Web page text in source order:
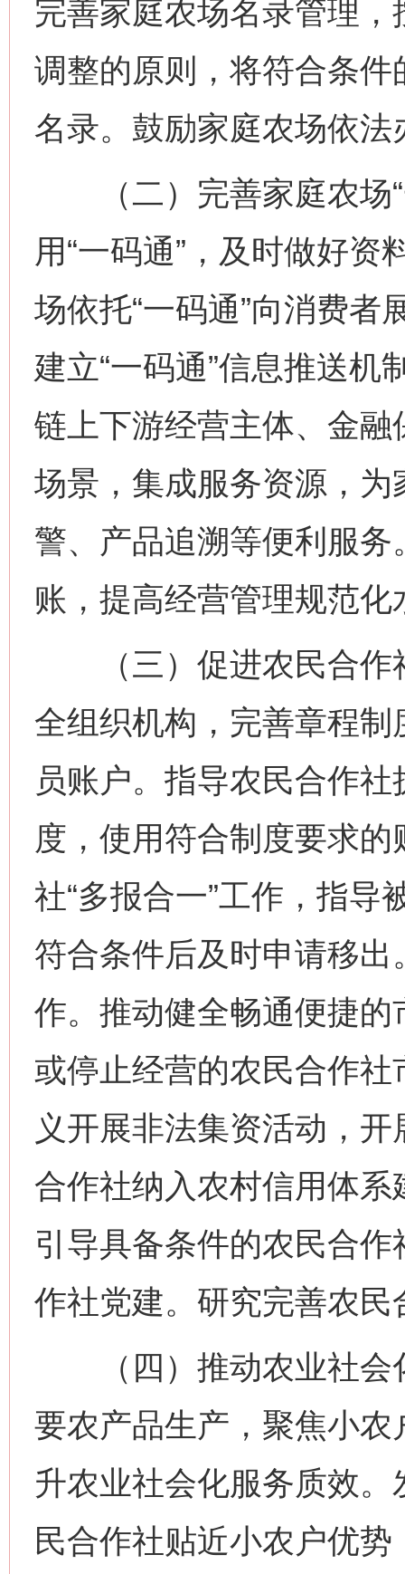
完善家庭农场名录管理
调整的原则，将符合条
名录。鼓励家庭农场依
（二）完善家庭农场“
用“一码通”，及时做好
场依托“一码通”向消费者
建立“一码通”信息推送
链上下游经营主体、金融
场景，集成服务资源，
警、产品追溯等便利服
账，提高经营管理规范化
（三）促进农民合作
全组织机构，完善章程
员账户。指导农民合作
度，使用符合制度要求
社“多报合一”工作，指导
符合条件后及时申请移
作。推动健全畅通便捷
或停止经营的农民合作
义开展非法集资活动，
合作社纳入农村信用体
引导具备条件的农民合
作社党建。研究完善农
（四）推动农业社会
要农产品生产，聚焦小
升农业社会化服务质效
民合作社贴近小农户优